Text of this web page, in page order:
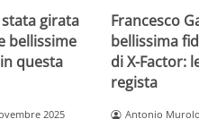
stata girata
bellissime
questa
2025
Francesco
bellissima
di X-Factor:
regista
Antonio Murolo